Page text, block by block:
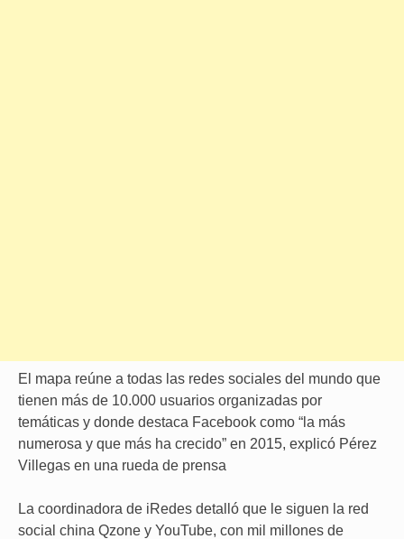
El mapa reúne a todas las redes sociales del mundo que
tienen más de 10.000 usuarios organizadas por
temáticas y donde destaca Facebook como “la más
numerosa y que más ha crecido” en 2015, explicó Pérez
Villegas en una rueda de prensa
La coordinadora de iRedes detalló que le siguen la red
social china Qzone y YouTube, con mil millones de